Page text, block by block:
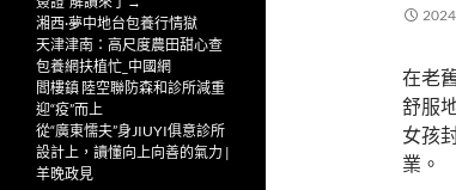
2024
在老
舒服
女孩
業。
湘西·夢中地台包養行情獄
天津津南：高尺度農田甜心查
包養網扶植忙_中國網
閻樓鎮 陸空聯防森和診所減重
迎“疫”而上
從“廣東懦夫”身JIUYI俱意診所
設計上，讀懂向上向善的氣力 |
羊晚政見